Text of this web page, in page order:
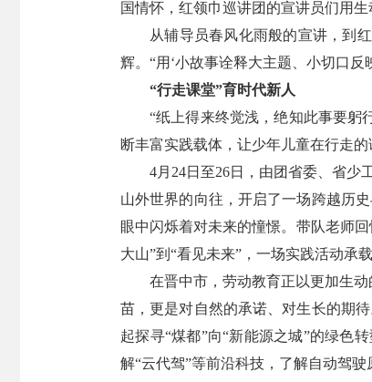
国情怀，红领巾巡讲团的宣讲员们用
从辅导员春风化雨般的宣讲，到
辉。“用‘小故事诠释大主题、小切口反
“行走课堂”育时代新人
“纸上得来终觉浅，绝知此事要躬
断丰富实践载体，让少年儿童在行走的
4月24日至26日，由团省委、省少
山外世界的向往，开启了一场跨越历
眼中闪烁着对未来的憧憬。带队老师
大山”到“看见未来”，一场实践活动承
在晋中市，劳动教育正以更加生
苗，更是对自然的承诺、对生长的期
起探寻“煤都”向“新能源之城”的绿色
解“云代驾”等前沿科技，了解自动驾